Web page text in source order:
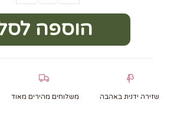
הוספה
שזירה ידנית באהבה משלוחים מהירים מאוד